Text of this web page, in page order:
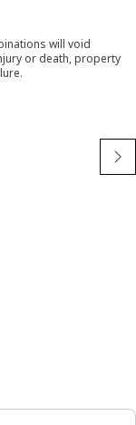
will void
or death, property